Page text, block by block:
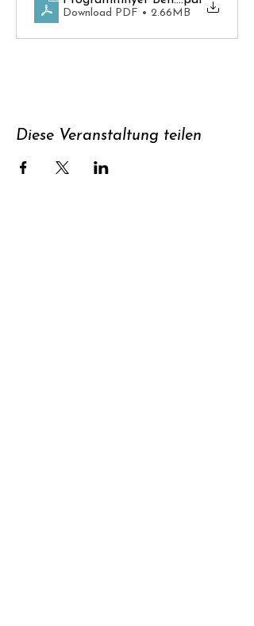
Download PDF • 2.66MB
Diese Veranstaltung teilen